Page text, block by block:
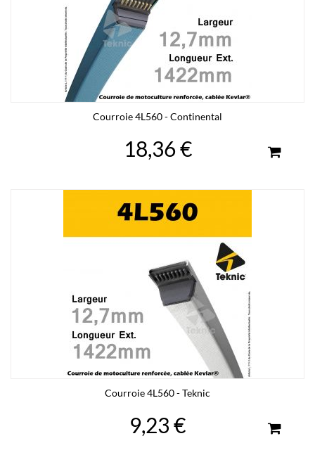
Courroie 4L560 - Continental
18,36 €
Courroie 4L560 - Teknic
9,23 €